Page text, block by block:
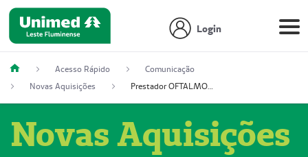
Login
Acesso Rápido
Comunicação
Novas Aquisições
Prestador OFTALMOCLÍNICA SÃO GONÇALO (55004164-2)
Novas Aquisições